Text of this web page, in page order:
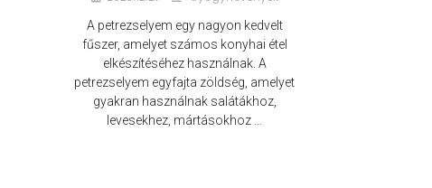
A petrezselyem egy nagyon kedvelt
fűszer, amelyet számos konyhai étel
elkészítéséhez használnak. A
petrezselyem egyfajta zöldség, amelyet
gyakran használnak salátákhoz,
levesekhez, mártásokhoz …